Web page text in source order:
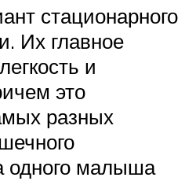
стационарного
Их главное
и
это
разных
одного малыша